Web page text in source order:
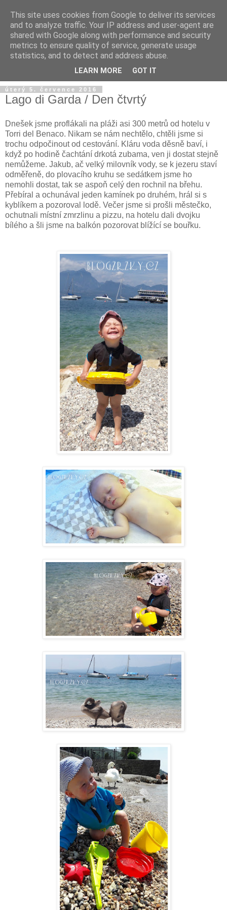
úterý 5. července 2016
Lago di Garda / Den čtvrtý
Dnešek jsme proflákali na pláži asi 300 metrů od hotelu v
Torri del Benaco. Nikam se nám nechtělo, chtěli jsme si
trochu odpočinout od cestování. Kláru voda děsně baví, i
když po hodině čachtání drkotá zubama, ven ji dostat stejně
nemůžeme. Jakub, ač velký milovník vody, se k jezeru staví
odměřeně, do plovacího kruhu se sedátkem jsme ho
nemohli dostat, tak se aspoň celý den rochnil na břehu.
Přebíral a ochunával jeden kamínek po druhém, hrál si s
kyblíkem a pozoroval lodě. Večer jsme si prošli městečko,
ochutnali místní zmrzlinu a pizzu, na hotelu dali dvojku
bílého a šli jsme na balkón pozorovat blížící se bouřku.
This site uses cookies from Google to deliver its services
and to analyze traffic. Your IP address and user-agent are
shared with Google along with performance and security
metrics to ensure quality of service, generate usage
statistics, and to detect and address abuse.
LEARN MORE GOT IT